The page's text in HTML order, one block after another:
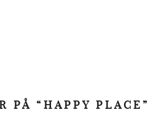
PÅ “HAPPY PLACE”